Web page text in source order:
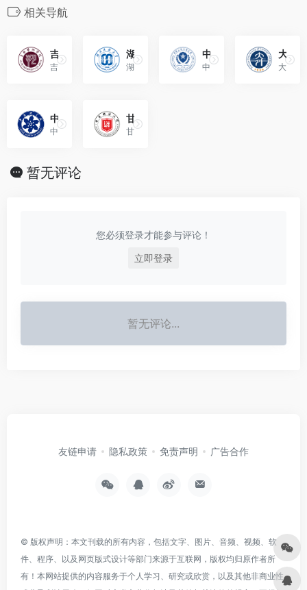
相关导航
吉林艺术学院（Jilin University of Arts）
吉林艺术学院，简称“吉艺”，...
湖北民族大学（Hubei Minzu University）
湖北民族大学由湖北省教育厅主管，是一所经教育部批准，以本科教育为主的省属普通本科院校。
中国人民公安大学（People’s Public Security University of China）
中国人民公安大学位于北京市，登记地址为北京市西城区木樨地南里1号。是中华人民共和国公安部直属普通高等学校暨公安部高级警官学院。
大连外国语大学（Dalian University of Foreign Languages）
大连外国语大学是一所以外语为主，拥有文学、经济学、管理学、工学、法学、艺术学等学科的多科性外国语大学。
中国科学院大学（University of Chinese Academy of Sciences）
中国科学院大学，主校区位于北京市，是由国家举办、中国科学院主管的全日制普通高等学校。
甘肃政法大学（Gansu University of Political Science and Law）
甘肃政法大学位于甘肃省兰州市。由甘肃省人民政府举办、教育部批准的省属普通高等学校。
暂无评论
您必须登录才能参与评论！
立即登录
暂无评论...
友链申请 隐私政策 免责声明 广告合作
© 版权声明：本文刊载的所有内容，包括文字、图片、音频、视频、软
件、程序、以及网页版式设计等部门来源于互联网，版权均归原作者所
有！本网站提供的内容服务于个人学习、研究或欣赏，以及其他非商业性